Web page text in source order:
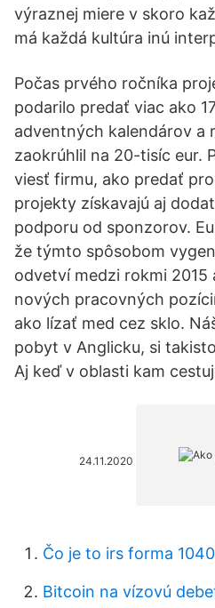
výraznej miere v skoro
má každá kultúra inú
Počas prvého ročníka
podarilo predať viac ako
adventných kalendárov a
zaokrúhlil na 20-tisíc eur.
viesť firmu, ako predať
projekty získavajú aj
podporu od sponzorov.
že týmto spôsobom
odvetví medzi rokmi
nových pracovných
ako lízať med cez sklo.
pobyt v Anglicku, si
Aj keď v oblasti kam
24.11.2020
Čo je to irs forma
Bitcoin na vízovú